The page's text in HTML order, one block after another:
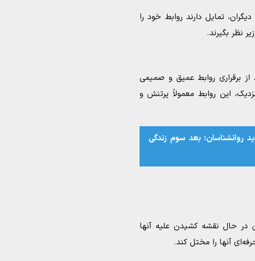
تمایل دارند روابط خود را
نظر بگیرند.
برقراری روابط عمیق و صمیمی
این روابط معمولاً پرتنش و
روانشناسان: بعد سوم زندگی
در حال نقشه کشیدن علیه آنها
آنها را مختل کند.